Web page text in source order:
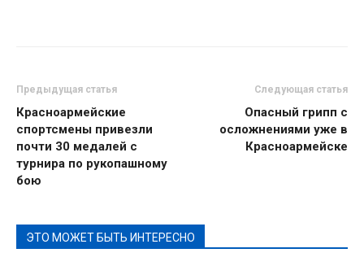
Предыдущая статья
Красноармейские
спортсмены привезли
почти 30 медалей с
турнира по рукопашному
бою
Следующая статья
Опасный грипп с
осложнениями уже в
Красноармейске
ЭТО МОЖЕТ БЫТЬ ИНТЕРЕСНО